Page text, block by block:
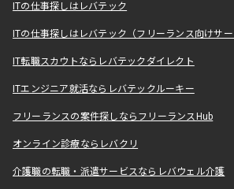
ITの仕事探しはレバテック
ITの仕事探しはレバテック（フリーランス向けサー
IT転職スカウトならレバテックダイレクト
ITエンジニア就活ならレバテックルーキー
フリーランスの案件探しならフリーランスHub
オンライン診療ならレバクリ
介護職の転職・派遣サービスならレバウェル介護